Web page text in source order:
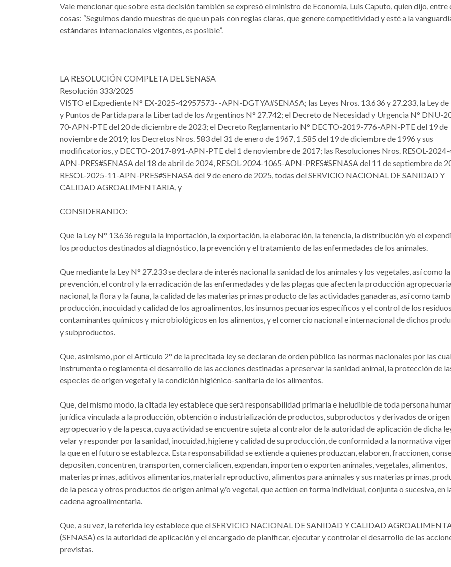
Vale mencionar que sobre esta decisión también se expresó el ministro de Economía, Luis Caputo, quien dijo, entre
cosas: “Seguimos dando muestras de que un país con reglas claras, que genere competitividad y esté a la
estándares internacionales vigentes, es posible”.
LA RESOLUCIÓN COMPLETA DEL SENASA
Resolución 333/2025
VISTO el Expediente N° EX-2025-42957573- -APN-DGTYA#SENASA; las Leyes Nros. 13.636 y 27.233, la Ley de
y Puntos de Partida para la Libertad de los Argentinos N° 27.742; el Decreto de Necesidad y Urgencia N° DNU-
70-APN-PTE del 20 de diciembre de 2023; el Decreto Reglamentario N° DECTO-2019-776-APN-PTE del 19 de
noviembre de 2019; los Decretos Nros. 583 del 31 de enero de 1967, 1.585 del 19 de diciembre de 1996 y sus
modificatorios, y DECTO-2017-891-APN-PTE del 1 de noviembre de 2017; las Resoluciones Nros. RESOL-
APN-PRES#SENASA del 18 de abril de 2024, RESOL-2024-1065-APN-PRES#SENASA del 11 de septiembre de
RESOL-2025-11-APN-PRES#SENASA del 9 de enero de 2025, todas del SERVICIO NACIONAL DE SANIDAD Y
CALIDAD AGROALIMENTARIA, y
CONSIDERANDO:
Que la Ley N° 13.636 regula la importación, la exportación, la elaboración, la tenencia, la distribución y/o el
los productos destinados al diagnóstico, la prevención y el tratamiento de las enfermedades de los animales.
Que mediante la Ley N° 27.233 se declara de interés nacional la sanidad de los animales y los vegetales, así como la
prevención, el control y la erradicación de las enfermedades y de las plagas que afecten la producción
nacional, la flora y la fauna, la calidad de las materias primas producto de las actividades ganaderas, así como
producción, inocuidad y calidad de los agroalimentos, los insumos pecuarios específicos y el control de los
contaminantes químicos y microbiológicos en los alimentos, y el comercio nacional e internacional de dichos
y subproductos.
Que, asimismo, por el Artículo 2° de la precitada ley se declaran de orden público las normas nacionales por las
instrumenta o reglamenta el desarrollo de las acciones destinadas a preservar la sanidad animal, la protección de
especies de origen vegetal y la condición higiénico-sanitaria de los alimentos.
Que, del mismo modo, la citada ley establece que será responsabilidad primaria e ineludible de toda persona
jurídica vinculada a la producción, obtención o industrialización de productos, subproductos y derivados de
agropecuario y de la pesca, cuya actividad se encuentre sujeta al contralor de la autoridad de aplicación de dicha
velar y responder por la sanidad, inocuidad, higiene y calidad de su producción, de conformidad a la normativa
la que en el futuro se establezca. Esta responsabilidad se extiende a quienes produzcan, elaboren, fraccionen,
depositen, concentren, transporten, comercialicen, expendan, importen o exporten animales, vegetales, alimentos,
materias primas, aditivos alimentarios, material reproductivo, alimentos para animales y sus materias primas,
de la pesca y otros productos de origen animal y/o vegetal, que actúen en forma individual, conjunta o sucesiva, en
cadena agroalimentaria.
Que, a su vez, la referida ley establece que el SERVICIO NACIONAL DE SANIDAD Y CALIDAD
(SENASA) es la autoridad de aplicación y el encargado de planificar, ejecutar y controlar el desarrollo de las
previstas.